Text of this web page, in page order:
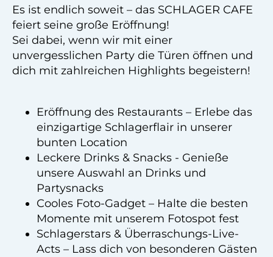
Es ist endlich soweit – das SCHLAGER CAFE
feiert seine große Eröffnung!
Sei dabei, wenn wir mit einer
unvergesslichen Party die Türen öffnen und
dich mit zahlreichen Highlights begeistern!
Eröffnung des Restaurants – Erlebe das
einzigartige Schlagerflair in unserer
bunten Location
Leckere Drinks & Snacks - Genieße
unsere Auswahl an Drinks und
Partysnacks
Cooles Foto-Gadget – Halte die besten
Momente mit unserem Fotospot fest
Schlagerstars & Überraschungs-Live-
Acts – Lass dich von besonderen Gästen